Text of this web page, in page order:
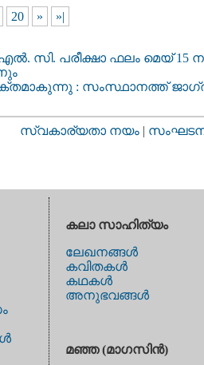
20 » »|
സി. പരീക്ഷാ ഫലം മെയ് 15
: സംസ്ഥാനത്ത്
സ്വകാര്യതാ നയം |
കലാ സാഹിത്യം
ലേഖനങ്ങള്‍
കവിതകള്‍
കഥകള്‍
അനുഭവങ്ങള്‍
മഞ്ഞ (മാഗസിന്‍)